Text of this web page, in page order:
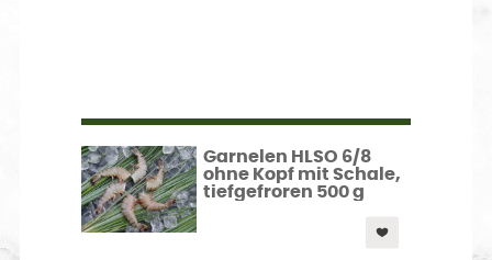
Garnelen HLSO 6/8
ohne Kopf mit Schale,
tiefgefroren 500 g